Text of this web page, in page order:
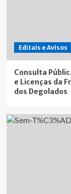
Editais e Avisos
Consulta
e Licenças da
dos Degolados